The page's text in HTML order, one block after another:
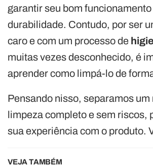
garantir seu bom funcionamento
durabilidade. Contudo, por ser
caro e com um processo de
muitas vezes desconhecido, é
aprender como limpá-lo de
Pensando nisso, separamos um
limpeza completo e sem riscos,
sua experiência com o produto.
VEJA TAMBÉM